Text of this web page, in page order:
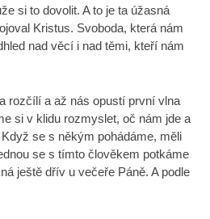
si to dovolit. A to je ta úžasná
Kristus. Svoboda, která nám
nad věcí i nad těmi, kteří nám
rozčílí a až nás opustí první vlna
si v klidu rozmyslet, oč nám jde a
se s někým pohádáme, měli
se s tímto člověkem potkáme
ještě dřív u večeře Páně. A podle